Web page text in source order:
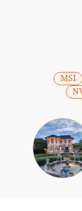
MSI